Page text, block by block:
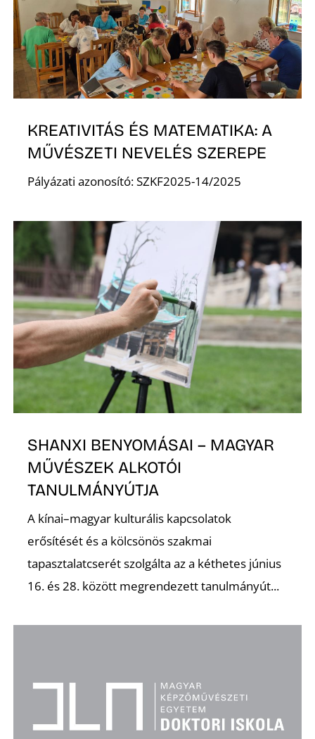
KREATIVITÁS ÉS MATEMATIKA: A
MŰVÉSZETI NEVELÉS SZEREPE
Pályázati azonosító: SZKF2025-14/2025
SHANXI BENYOMÁSAI – MAGYAR
MŰVÉSZEK ALKOTÓI
TANULMÁNYÚTJA
A kínai–magyar kulturális kapcsolatok
erősítését és a kölcsönös szakmai
tapasztalatcserét szolgálta az a kéthetes június
16. és 28. között megrendezett tanulmányút...